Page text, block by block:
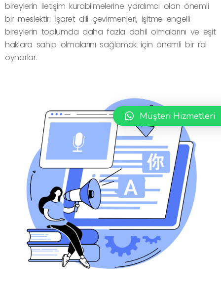
bireylerin iletişim kurabilmelerine yardımcı olan önemli
bir meslektir. İşaret dili çevirmenleri, işitme engelli
bireylerin toplumda daha fazla dahil olmalarını ve eşit
haklara sahip olmalarını sağlamak için önemli bir rol
oynarlar.
Müşteri Hizmetleri